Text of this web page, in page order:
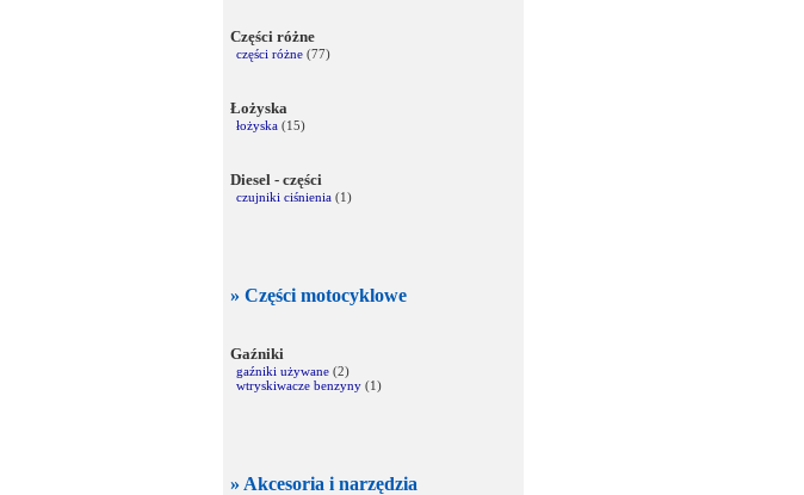
Części różne
części różne (77)
Łożyska
łożyska (15)
Diesel - części
czujniki ciśnienia (1)
» Części motocyklowe
Gaźniki
gaźniki używane (2)
wtryskiwacze benzyny (1)
» Akcesoria i narzędzia